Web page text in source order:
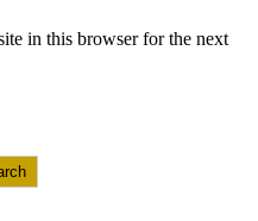
in this browser for the next